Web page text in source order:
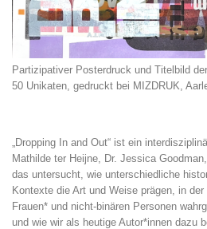
Partizipativer Posterdruck und Titelbild
50 Unikaten, gedruckt bei MIZDRUK,
„Dropping In and Out“ ist ein
Mathilde ter Heijne, Dr. Jessica
das untersucht, wie unterschiedliche
Kontexte die Art und Weise prägen, in
Frauen* und nicht-binären Personen
und wie wir als heutige Autor*innen dazu